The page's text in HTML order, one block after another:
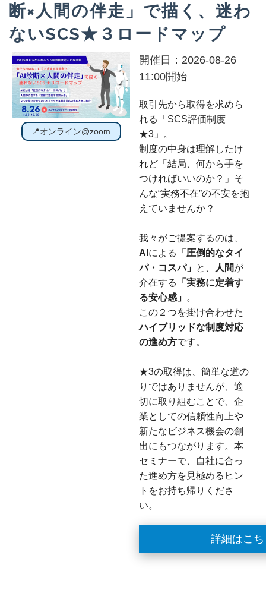
断×人間の伴走」で描く、迷わ
ないSCS★３ロードマップ
📍オンライン@zoom
開催日：2026-08-26
11:00開始
取引先から取得を求めら
れる「SCS評価制度
★3」。
制度の中身は理解したけ
れど 「結局、何から手を
つければいいのか？」そ
んな“実務不在”の不安を抱
えていませんか？
我々がご提案するのは、
AI による
「圧倒的なタイ
パ・コスパ」 と、 人間が
介在する
「実務に定着す
る安心感」 。
この２つを掛け合わせた
ハイブリッドな制度対応
の進め方です。
★3の取得は、簡単な道の
りではありませんが、適
切に取り組むことで、企
業としての信頼性向上や
新たなビジネス機会の創
出にもつながります。本
セミナーで、自社に合っ
た進め方を見極めるヒン
トをお持ち帰りくださ
い。
詳細はこ